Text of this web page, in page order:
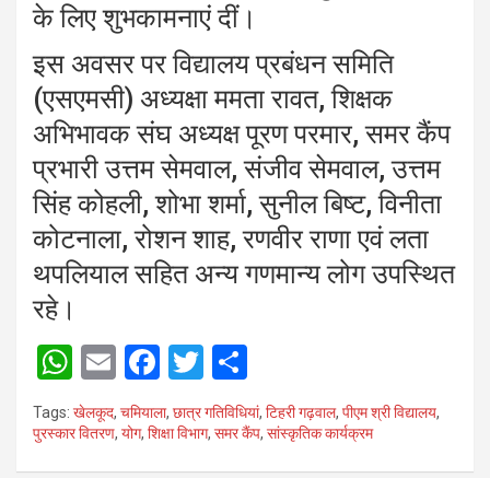
के लिए शुभकामनाएं दीं।
इस अवसर पर विद्यालय प्रबंधन समिति
(एसएमसी) अध्यक्षा ममता रावत, शिक्षक
अभिभावक संघ अध्यक्ष पूरण परमार, समर कैंप
प्रभारी उत्तम सेमवाल, संजीव सेमवाल, उत्तम
सिंह कोहली, शोभा शर्मा, सुनील बिष्ट, विनीता
कोटनाला, रोशन शाह, रणवीर राणा एवं लता
थपलियाल सहित अन्य गणमान्य लोग उपस्थित
रहे।
W
h
at
s
E
m
ail
F
a
ce
b
T
wi
tt
er
h
ar
e
Tags: खेलकूद, चमियाला, छात्र गतिविधियां, टिहरी गढ़वाल, पीएम श्री विद्यालय,
पुरस्कार वितरण, योग, शिक्षा विभाग, समर कैंप, सांस्कृतिक कार्यक्रम